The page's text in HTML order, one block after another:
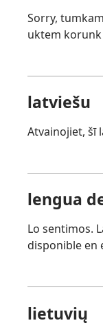
Sorry,
uktem
latviešu
Atvainojiet, šī
lengua
Lo sentimos.
disponible en
lietuvių